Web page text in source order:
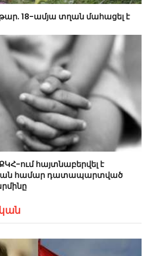
18-ամյա տղան մահացել է
ում հայտնաբերվել է
համար դատապարտված